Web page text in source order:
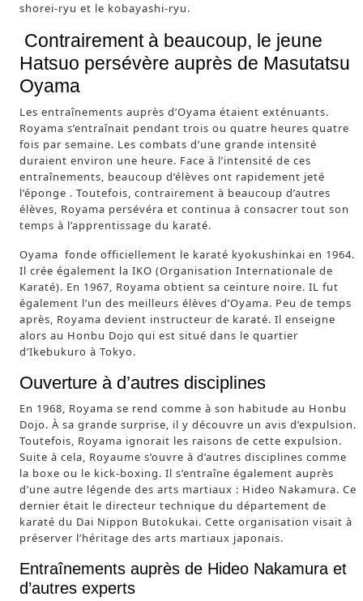
shorei-ryu et le kobayashi-ryu.
Contrairement à beaucoup, le jeune
Hatsuo persévère auprès de Masutatsu
Oyama
Les entraînements auprès d’Oyama étaient exténuants.
Royama s’entraînait pendant trois ou quatre heures quatre
fois par semaine. Les combats d’une grande intensité
duraient environ une heure. Face à l’intensité de ces
entraînements, beaucoup d’élèves ont rapidement jeté
l’éponge . Toutefois, contrairement à beaucoup d’autres
élèves, Royama persévéra et continua à consacrer tout son
temps à l’apprentissage du karaté.
Oyama fonde officiellement le karaté kyokushinkai en 1964.
Il crée également la IKO (Organisation Internationale de
Karaté). En 1967, Royama obtient sa ceinture noire. IL fut
également l’un des meilleurs élèves d’Oyama. Peu de temps
après, Royama devient instructeur de karaté. Il enseigne
alors au Honbu Dojo qui est situé dans le quartier
d’Ikebukuro à Tokyo.
Ouverture à d’autres disciplines
En 1968, Royama se rend comme à son habitude au Honbu
Dojo. À sa grande surprise, il y découvre un avis d’expulsion.
Toutefois, Royama ignorait les raisons de cette expulsion.
Suite à cela, Royaume s’ouvre à d’autres disciplines comme
la boxe ou le kick-boxing. Il s’entraîne également auprès
d’une autre légende des arts martiaux : Hideo Nakamura. Ce
dernier était le directeur technique du département de
karaté du Dai Nippon Butokukai. Cette organisation visait à
préserver l’héritage des arts martiaux japonais.
Entraînements auprès de Hideo Nakamura et
d’autres experts